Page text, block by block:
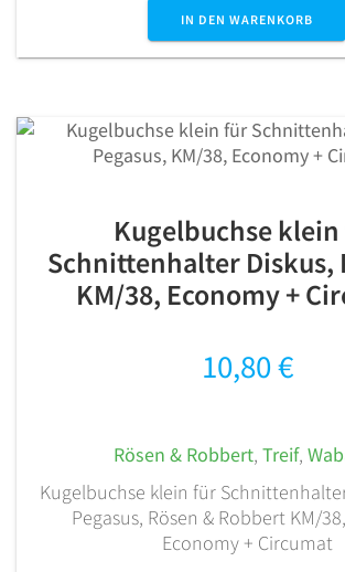
IN DEN WARENKORB
Kugelbuchse
Schnittenhalter Diskus,
KM/38, Economy +
10,80€
Rösen & Robbert, Treif,
Kugelbuchse klein für
Pegasus, Rösen & Robbert KM/
Economy + Circumat